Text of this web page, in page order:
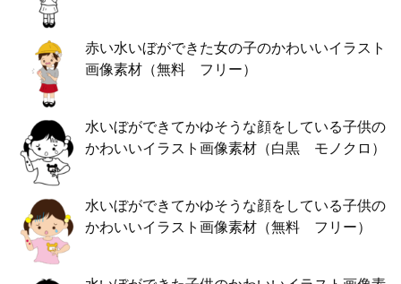
赤い水いぼができた女の子のかわいいイラスト
画像素材（無料 フリー）
水いぼができてかゆそうな顔をしている子供の
かわいいイラスト画像素材（白黒 モノクロ）
水いぼができてかゆそうな顔をしている子供の
かわいいイラスト画像素材（無料 フリー）